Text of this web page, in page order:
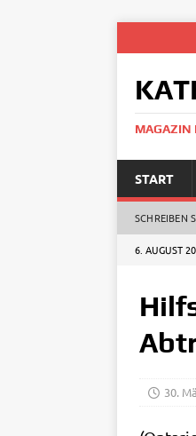
MAGAZIN
START
SCHREIBEN
6. AUGUST
30.